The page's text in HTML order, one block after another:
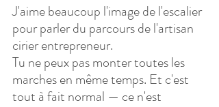
J'aime beaucoup l'image de l'escalier
pour parler du parcours de l'artisan
cirier entrepreneur.
Tu ne peux pas monter toutes les
marches en même temps. Et c'est
tout à fait normal — ce n'est